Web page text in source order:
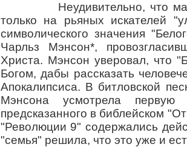
Неудивительно, что магия
только на рьяных искателей
символического значения
Чарльз Мэнсон*,
Христа. Мэнсон уверовал, что
Богом, дабы рассказать
Апокалипсиса. В битловской
Мэнсона усмотрела первую
предсказанного в библейском
"Революции 9" содержались
"семья" решила, что это уже и